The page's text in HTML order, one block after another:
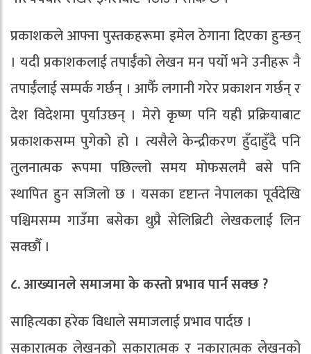
प्रकाशकले आफ्ना पुस्तकहरूमा इमेल ठेगाना दिएका हुन्छन्
। यदी प्रकाशकलाई तपाईँको लेखन मन पर्यो भने उनीहरू नै
तपाईँलाई सम्पर्क गर्छन् । आफैँ लगानी गरेर प्रकाशन गर्छन् र
देश विदेशमा पुर्याउछन् । मेरो कृष्ण पनि यही प्रक्रियाबाट
प्रकाशकसम्म पुगेको हो । त्यसैले केन्द्रीकरण हुँदाहुँदै पनि
तुलनात्मक रूपमा पछिल्लो समय मोफसलमै बसे पनि
स्थापित हुन सजिलो छ । यसका दृष्टान्त नेपालका पूर्वदेखि
पश्चिमसम्म गाउँमा बसेका थुप्रै सेलिब्रिटी लेखकलाई लिन
सक्छौँ ।
८. आख्यानले समाजमा के कस्तो प्रभाव पार्न सक्छ ?
साहित्यका हरेक विधाले समाजलाई प्रभाव पार्दछ ।
सकारात्मक लेखनको सकारात्मक र नकारात्मक लेखनको